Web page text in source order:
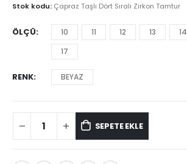
Stok kodu: Çapraz Taşlı Dört Sıralı Zirkon Tamtur
ÖLÇÜ 10 11 12 13 14
17
RENK BEYAZ
SEPETE EKLE